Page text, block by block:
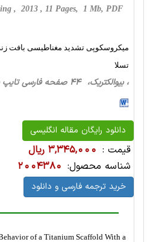
, 2013 , 11 Pages, 1 Mb, PDF
تسلا
، بیوالکتریک، 44 صفحه فارسی تایپ شده ، 1 مگا بایت WORD
دانلود رایگان مقاله انگلیسی
قیمت : 3,345,000 ریال
شناسه محصول: 2004380
خرید ترجمه فارسی و دانلود
of a Titanium Scaffold With a